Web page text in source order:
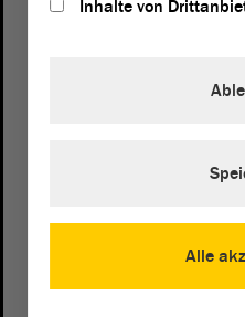
Inhalte von
Alle